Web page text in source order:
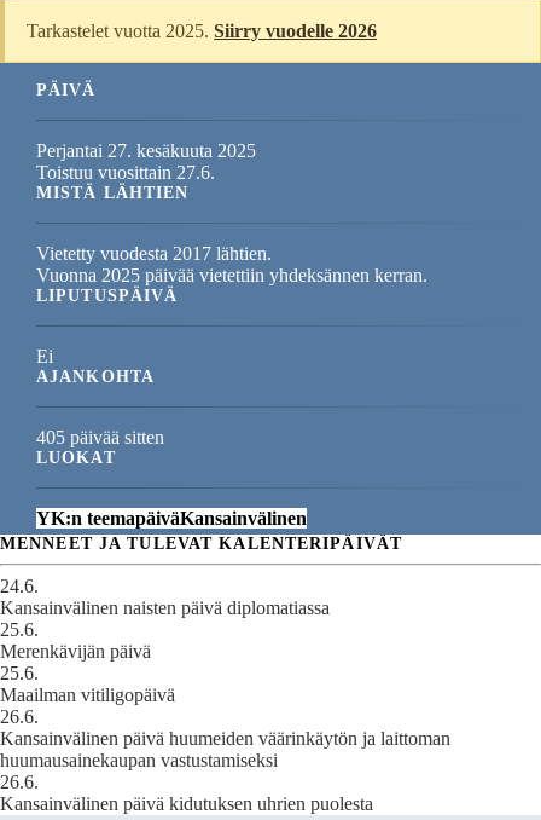
Tarkastelet vuotta 2025.Siirry vuodelle 2026
PÄIVÄ
Perjantai 27. kesäkuuta 2025
Toistuu vuosittain 27.6.
MISTÄ LÄHTIEN
Vietetty vuodesta 2017 lähtien.
Vuonna 2025 päivää vietettiin yhdeksännen kerran.
LIPUTUSPÄIVÄ
Ei
AJANKOHTA
405 päivää sitten
LUOKAT
YK:n teemapäiväKansainvälinen
MENNEET JA TULEVAT KALENTERIPÄIVÄT
24.6.
Kansainvälinen naisten päivä diplomatiassa
25.6.
Merenkävijän päivä
25.6.
Maailman vitiligopäivä
26.6.
Kansainvälinen päivä huumeiden väärinkäytön ja laittoman
huumausainekaupan vastustamiseksi
26.6.
Kansainvälinen päivä kidutuksen uhrien puolesta